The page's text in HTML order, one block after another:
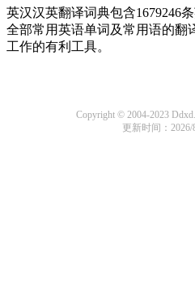
英汉汉英翻译词典包含1679246
全部常用英语单词及常用语的翻
工作的有利工具。
Copyright © 2004-2023
更新时间：2026/